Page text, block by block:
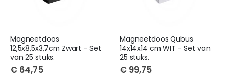
Magneetdoos
12,5x8,5x3,7cm Zwart - Set
van 25 stuks.
€ 64,75
Magneetdoos Qubus
14x14x14 cm WIT - Set van
25 stuks.
€ 99,75